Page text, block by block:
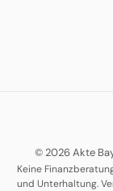
© 2026 Akte
Keine
und Unterhaltung.